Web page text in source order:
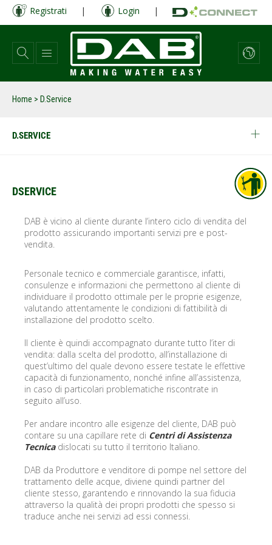
Salta
contenuto
principale
Registrati | Login |
Home > D.Service
D.SERVICE
DSERVICE
DAB è vicino al cliente durante l’intero ciclo di vendita del
prodotto assicurando importanti servizi pre e post-
vendita.
Personale tecnico e commerciale garantisce, infatti,
consulenze e informazioni che permettono al cliente di
individuare il prodotto ottimale per le proprie esigenze,
valutando attentamente le condizioni di fattibilità di
installazione del prodotto scelto.
Il cliente è quindi accompagnato durante tutto l’iter di
vendita: dalla scelta del prodotto, all’installazione di
quest’ultimo del quale devono essere testate le effettive
capacità di funzionamento, nonché infine all’assistenza,
in caso di particolari problematiche riscontrate in
seguito all’uso.
Per andare incontro alle esigenze del cliente, DAB può
contare su una capillare rete di Centri di Assistenza
Tecnicadislocati su tutto il territorio Italiano.
DAB da Produttore e venditore di pompe nel settore del
trattamento delle acque, diviene quindi partner del
cliente stesso, garantendo e rinnovando la sua fiducia
attraverso la qualità dei propri prodotti che spesso si
traduce anche nei servizi ad essi connessi.